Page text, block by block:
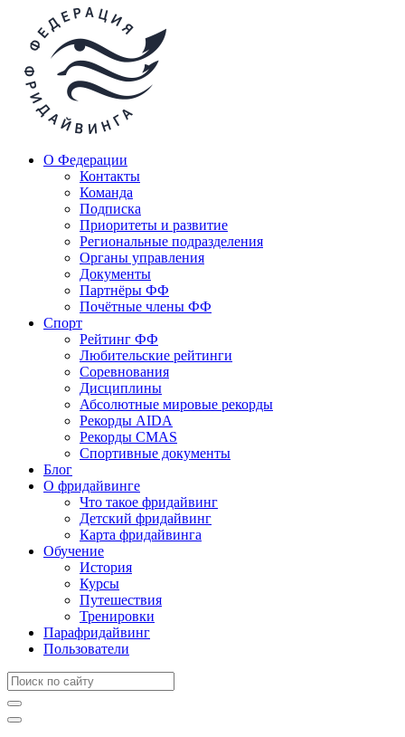
О Федерации
Контакты
Команда
Подписка
Приоритеты и развитие
Региональные подразделения
Органы управления
Документы
Партнёры ФФ
Почётные члены ФФ
Спорт
Рейтинг ФФ
Любительские рейтинги
Соревнования
Дисциплины
Абсолютные мировые рекорды
Рекорды AIDA
Рекорды CMAS
Спортивные документы
Блог
О фридайвинге
Что такое фридайвинг
Детский фридайвинг
Карта фридайвинга
Обучение
История
Курсы
Путешествия
Тренировки
Парафридайвинг
Пользователи